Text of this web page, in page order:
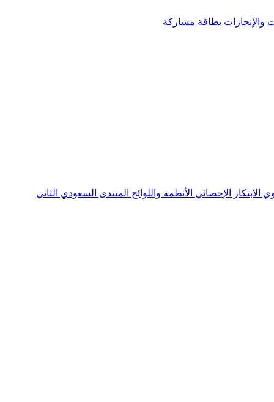
والإنجازات بطاقة مشاركة
الابتكار الإحصائي الأنظمة واللوائح المنتدى السعودي الثاني